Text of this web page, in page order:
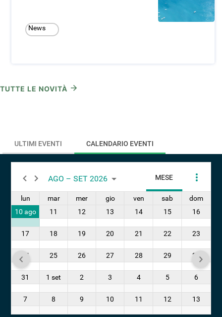
News
TUTTE LE NOVITÀ
ULTIMI EVENTI CALENDARIO EVENTI
AGO – SET 2026 MESE ITEM
lun mar mer gio ven sab
dom
10 ago
11 12 13 14 15 16
17 18 19 20 21 22 23
24 25 26 27 28 29 30
31 1 set 2 3 4 5 6
7 8 9 10 11 12 13